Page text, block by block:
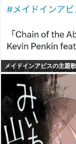
メイドインアビスの主題